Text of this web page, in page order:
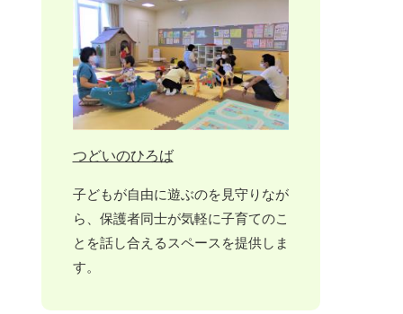
つどいのひろば
子どもが自由に遊ぶのを見守りなが
ら、保護者同士が気軽に子育てのこ
とを話し合えるスペースを提供しま
す。